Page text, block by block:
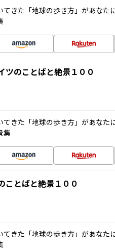
てきた「地球の歩き方」があなた
ツのことばと絶景１００
てきた「地球の歩き方」があなた
集
ことばと絶景１００
てきた「地球の歩き方」があなた